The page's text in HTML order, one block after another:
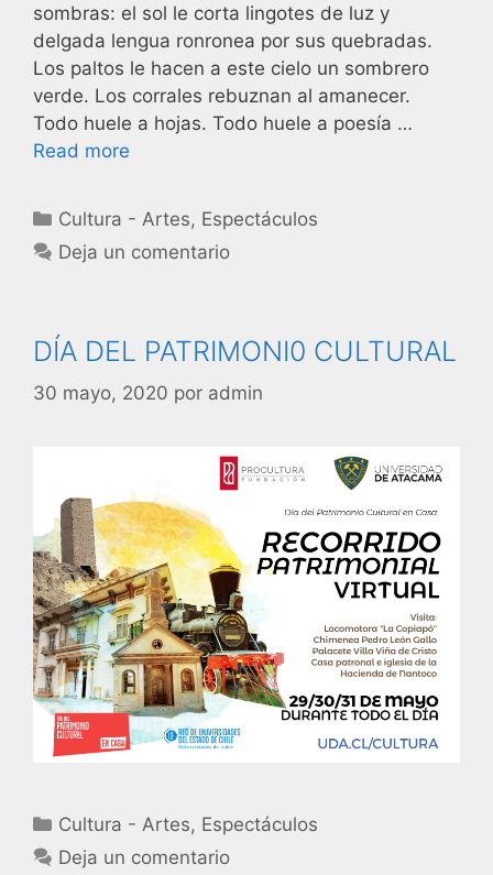
sombras: el sol le corta lingotes de luz y
delgada lengua ronronea por sus quebradas.
Los paltos le hacen a este cielo un sombrero
verde. Los corrales rebuznan al amanecer.
Todo huele a hojas. Todo huele a poesía …
Read more
Cultura - Artes, Espectáculos
Deja un comentario
DÍA DEL PATRIMONI0 CULTURAL
30 mayo, 2020 por admin
Cultura - Artes, Espectáculos
Deja un comentario